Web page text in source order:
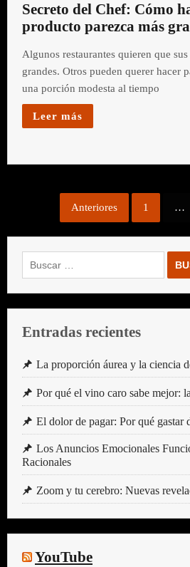
Secreto del Chef: Cómo
producto parezca más
Algunos restaurantes quieren que
grandes. Otros pueden querer hacer
una porción modesta al tiempo
Leer más
Paginación
entradas
Anteriores 1 …
Entradas recientes
La proporción áurea y la ciencia
Por qué el vino caro sabe mejor:
El dolor de pagar: Por qué gastar
Los Anuncios Emocionales
Racionales
Zoom y tu cerebro: Nuevas
YouTube